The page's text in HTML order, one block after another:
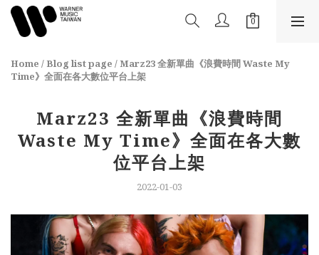
Home / Blog list page / Marz23 全新單曲《浪費時間 Waste My
Time》全面在各大數位平台上架
Marz23 全新單曲《浪費時間
Waste My Time》全面在各大數
位平台上架
2022-01-03